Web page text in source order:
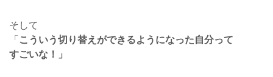
そして
「こういう切り替えができるようになった自分って
すごいな！」